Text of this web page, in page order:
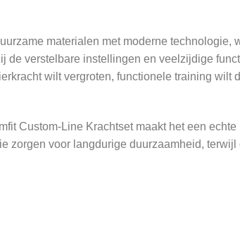
materialen met moderne technologie,
de verstelbare instellingen en veelzijdige
wilt vergroten, functionele training wilt
Custom-Line Krachtset maakt het een
zorgen voor langdurige duurzaamheid,